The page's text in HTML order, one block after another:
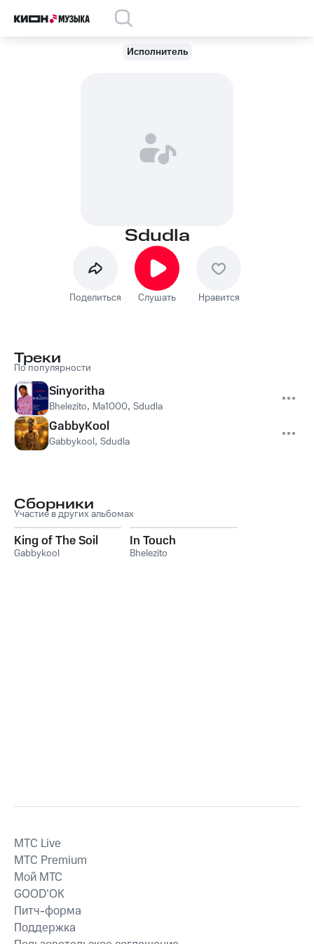
Исполнитель
Sdudla
Поделиться Слушать Нравится
Треки
По популярности
Sinyoritha
Bhelezito, Ma1000, Sdudla
GabbyKool
Gabbykool, Sdudla
Сборники
Участие в других альбомах
King of The Soil
Gabbykool
In Touch
Bhelezito
MTС Live
MTС Premium
Мой МТС
GOOD’OK
Питч-форма
Поддержка